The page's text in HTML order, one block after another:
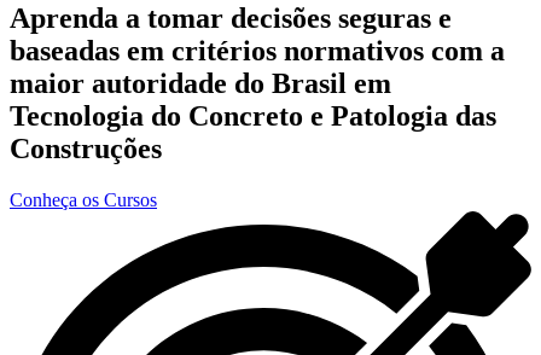
Aprenda a tomar decisões seguras e
baseadas em critérios normativos com a
maior autoridade do Brasil em
Tecnologia do Concreto e Patologia das
Construções
Conheça os Cursos